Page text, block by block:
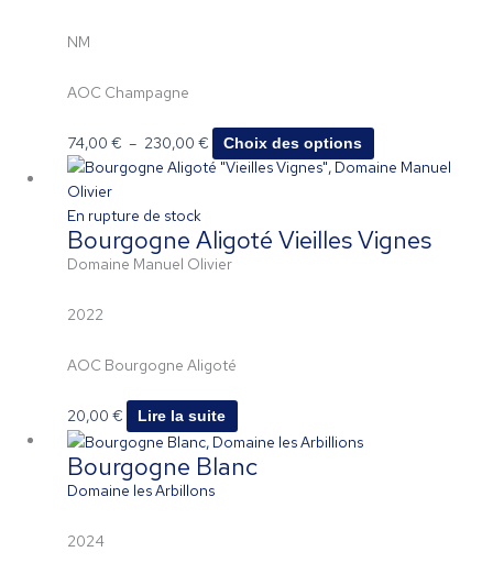
NM
AOC Champagne
74,00€ – 230,00€ Choix des options
être
choisies
page
du
En rupture de stock
Bourgogne Aligoté Vieilles Vignes
Domaine Manuel Olivier
2022
AOC Bourgogne Aligoté
20,00€ Lire la suite
Bourgogne Blanc
Domaine les Arbillons
2024